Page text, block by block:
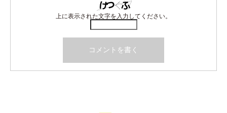
上に表示された文字を入力してください。